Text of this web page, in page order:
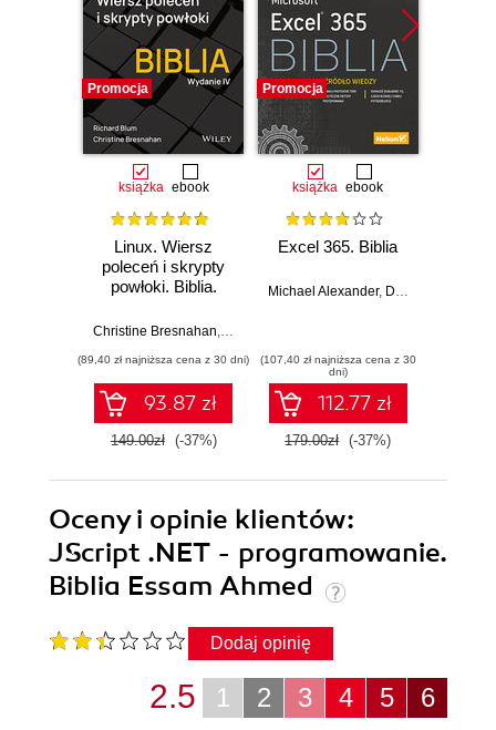
Promocja
książka ebook
Linux. Wiersz
poleceń i skrypty
powłoki. Biblia.
Christine Bresnahan
(89,40 zł najniższa cena z 30 dni)
93.87 zł
149.00zł (-37%)
Promocja
książka ebook
Excel 365. Biblia
Michael Alexander, Dick Kusleika
(107,40 zł najniższa cena z 30
dni)
112.77 zł
179.00zł (-37%)
Oceny i opinie klientów:
JScript .NET - programowanie.
Biblia Essam Ahmed
Dodaj opinię
6
5
4
3
2
1
2.5